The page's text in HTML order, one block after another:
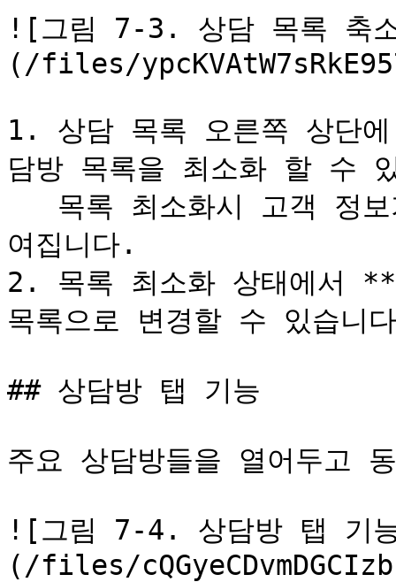
![그림 7-3. 상담 목록 축
(/files/
1. 상담 목록 오른쪽 상단
담방 목록을 최소화 할 수
여집니다.
2. 목록 최소화 상태에서
목록으로 변경할 수 있습니
## 상담방 탭 기능
주요 상담방들을 열어두고
![그림 7-4. 상담방 탭 기
(/files/